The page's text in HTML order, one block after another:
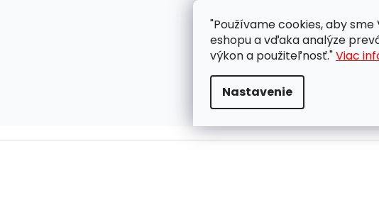
"Používame cookies, aby
eshopu a vďaka analýze
výkon a použiteľnosť."Viac
Nastavenie
ZÁKAZNÍCKA PODPORA